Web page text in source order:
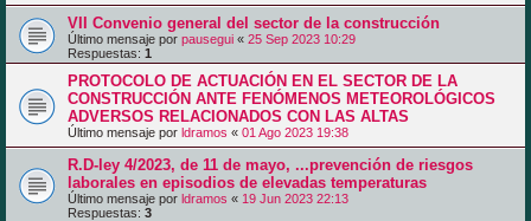
VII Convenio general del sector de la construcción
Último mensaje por pausegui « 25 Sep 2023 10:29
Respuestas: 1
PROTOCOLO DE ACTUACIÓN EN EL SECTOR DE LA
CONSTRUCCIÓN ANTE FENÓMENOS METEOROLÓGICOS
ADVERSOS RELACIONADOS CON LAS ALTAS
Último mensaje por ldramos « 01 Ago 2023 19:38
R.D-ley 4/2023, de 11 de mayo, ...prevención de riesgos
laborales en episodios de elevadas temperaturas
Último mensaje por ldramos « 19 Jun 2023 22:13
Respuestas: 3